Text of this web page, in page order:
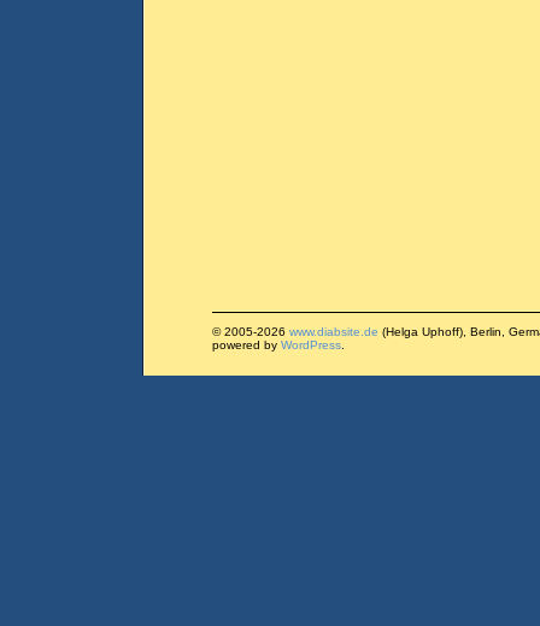
© 2005-2026 www.diabsite.de (Helga Uphoff), Berlin,
powered by WordPress.